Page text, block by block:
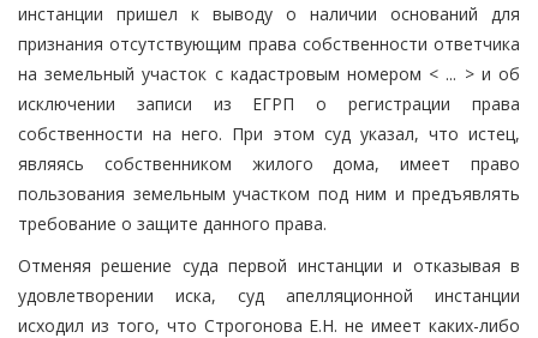
инстанции пришел к выводу о наличии оснований для
признания отсутствующим права собственности ответчика
на земельный участок с кадастровым номером < ... > и об
исключении записи из ЕГРП о регистрации права
собственности на него. При этом суд указал, что истец,
являясь собственником жилого дома, имеет право
пользования земельным участком под ним и предъявлять
требование о защите данного права.
Отменяя решение суда первой инстанции и отказывая в
удовлетворении иска, суд апелляционной инстанции
исходил из того, что Строгонова Е.Н. не имеет каких-либо